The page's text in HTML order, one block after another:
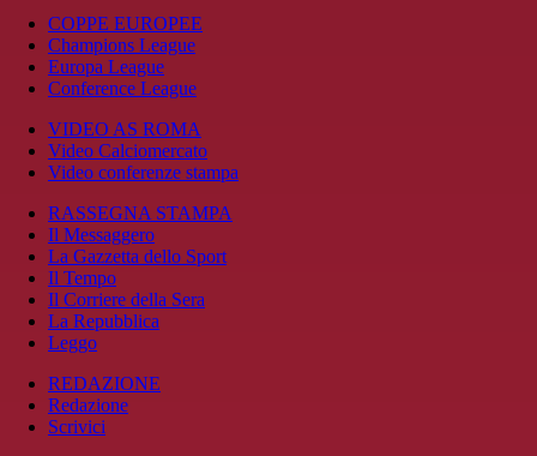
COPPE EUROPEE
Champions League
Europa League
Conference League
VIDEO AS ROMA
Video Calciomercato
Video conferenze stampa
RASSEGNA STAMPA
Il Messaggero
La Gazzetta dello Sport
Il Tempo
Il Corriere della Sera
La Repubblica
Leggo
REDAZIONE
Redazione
Scrivici